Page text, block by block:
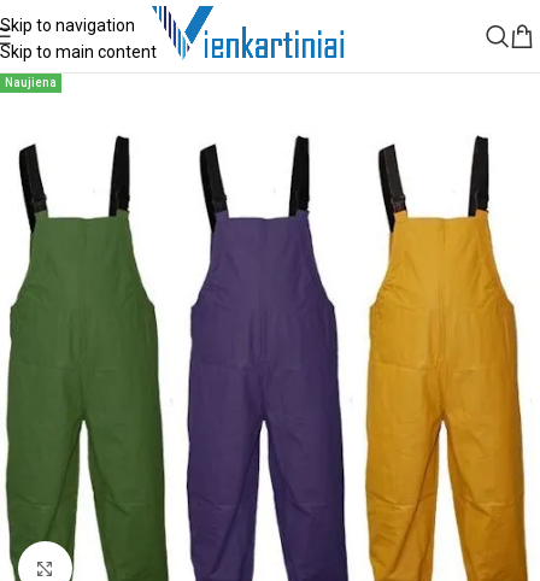
Skip to navigation
Skip to main content
Naujiena
Spustelėkite, kad padidintumėte